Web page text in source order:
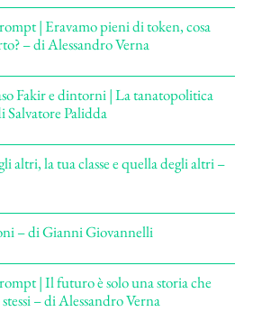
| Eravamo pieni di token, cosa
– di Alessandro Verna
Fakir e dintorni | La tanatopolitica
Salvatore Palidda
altri, la tua classe e quella degli altri –
– di Gianni Giovannelli
| Il futuro è solo una storia che
– di Alessandro Verna